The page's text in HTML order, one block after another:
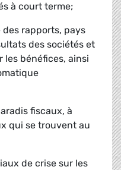
à court terme;
rapports, pays
des sociétés et
les bénéfices, ainsi
fiscaux, à
qui se trouvent au
de crise sur les